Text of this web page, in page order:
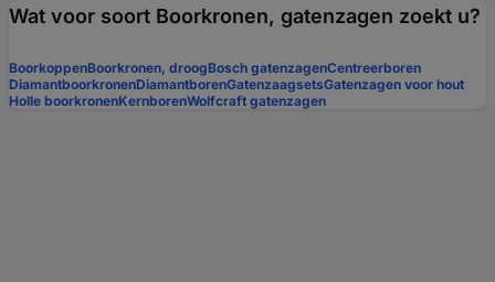
Wat voor soort Boorkronen, gatenzagen zoekt u?
BoorkoppenBoorkronen, droogBosch gatenzagenCentreerboren
DiamantboorkronenDiamantborenGatenzaagsetsGatenzagen voor hout
Holle boorkronenKernborenWolfcraft gatenzagen